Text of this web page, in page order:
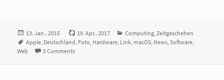
Veröffentlicht
am
13. Jan.. 2015 19. Apr.. 2017 Kategorien
Computing Zeitgeschehen
Tags
Apple Deutschland Foto Hardware Link macOS News ,Software
Web
5 Comments